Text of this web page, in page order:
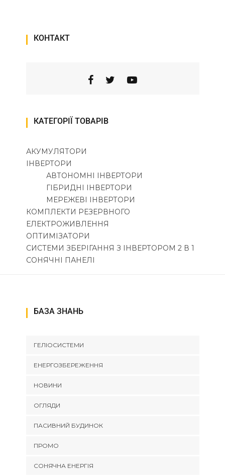
КОНТАКТ
КАТЕГОРІЇ ТОВАРІВ
АКУМУЛЯТОРИ
ІНВЕРТОРИ
АВТОНОМНІ ІНВЕРТОРИ
ГІБРИДНІ ІНВЕРТОРИ
МЕРЕЖЕВІ ІНВЕРТОРИ
КОМПЛЕКТИ РЕЗЕРВНОГО
ЕЛЕКТРОЖИВЛЕННЯ
ОПТИМІЗАТОРИ
СИСТЕМИ ЗБЕРІГАННЯ З ІНВЕРТОРОМ 2 В 1
СОНЯЧНІ ПАНЕЛІ
БАЗА ЗНАНЬ
ГЕЛІОСИСТЕМИ
ЕНЕРГОЗБЕРЕЖЕННЯ
НОВИНИ
ОГЛЯДИ
ПАСИВНИЙ БУДИНОК
ПРОМО
СОНЯЧНА ЕНЕРГІЯ